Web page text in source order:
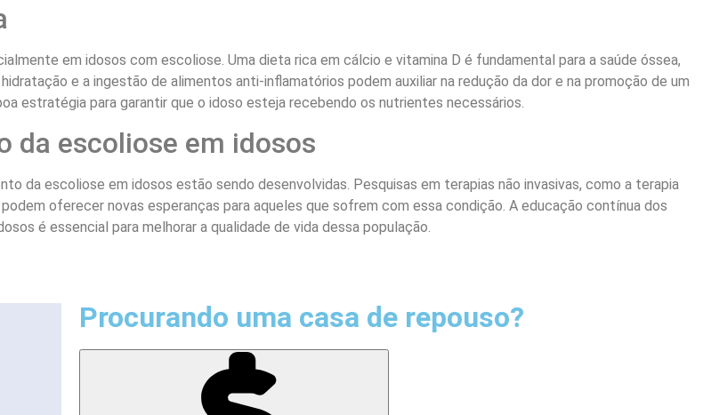
em idosos com escoliose. Uma dieta rica em cálcio e vitamina D é fundamental para a saúde óssea,
e a ingestão de alimentos anti-inflamatórios podem auxiliar na redução da dor e na promoção de um
estratégia para garantir que o idoso esteja recebendo os nutrientes necessários.
da escoliose em idosos
da escoliose em idosos estão sendo desenvolvidas. Pesquisas em terapias não invasivas, como a terapia
oferecer novas esperanças para aqueles que sofrem com essa condição. A educação contínua dos
é essencial para melhorar a qualidade de vida dessa população.
Procurando uma casa de repouso?